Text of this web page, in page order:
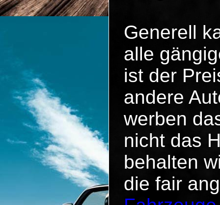
Generell
alle
ist der
andere
werben
nicht das
behalten
die fair